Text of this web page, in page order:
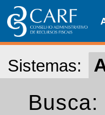
Sistemas:
Busca: